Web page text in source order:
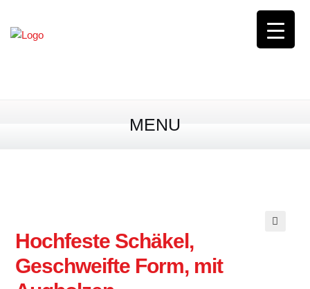
0163 / 8 44 56 00
MENU
Hochfeste Schäkel,
Geschweifte Form, mit